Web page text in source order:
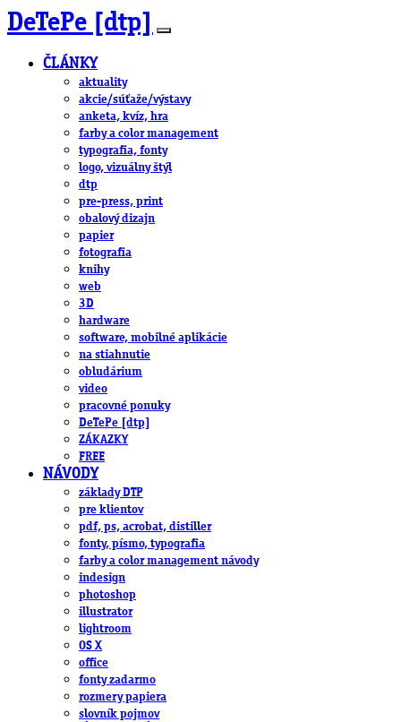
DeTePe [dtp]
ČLÁNKY
aktuality
akcie/súťaže/výstavy
anketa, kvíz, hra
farby a color management
typografia, fonty
logo, vizuálny štýl
dtp
pre-press, print
obalový dizajn
papier
fotografia
knihy
web
3D
hardware
software, mobilné aplikácie
na stiahnutie
obludárium
video
pracovné ponuky
DeTePe [dtp]
ZÁKAZKY
FREE
NÁVODY
základy DTP
pre klientov
pdf, ps, acrobat, distiller
fonty, písmo, typografia
farby a color management návody
indesign
photoshop
illustrator
lightroom
OS X
office
fonty zadarmo
rozmery papiera
slovník pojmov